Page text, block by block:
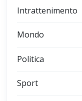
Intrattenimento
Mondo
Politica
Sport